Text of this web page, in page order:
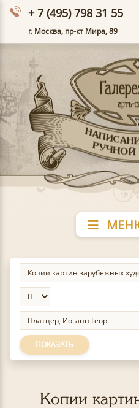
+ 7 (495) 798 31 55
г. Москва, пр-кт Мира, 89
ПОКАЗАТЬ
Копии